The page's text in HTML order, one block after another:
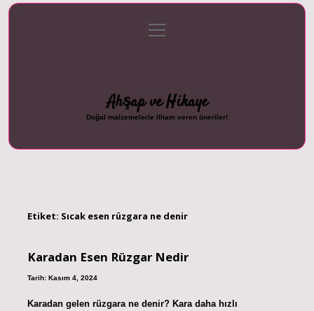
Gizlilik Politikası
menüyü
aç
Ahşap ve Hikaye
Doğal malzemelerle ilham veren öneriler!
Etiket: Sıcak esen rüzgara ne denir
Karadan Esen Rüzgar Nedir
Tarih: Kasım 4, 2024
Karadan gelen rüzgara ne denir? Kara daha hızlı